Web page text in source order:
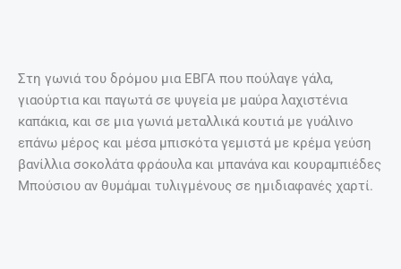
Στη γωνιά του δρόμου μια ΕΒΓΑ που πούλαγε γάλα,
γιαούρτια και παγωτά σε ψυγεία με μαύρα λαχιστένια
καπάκια, και σε μια γωνιά μεταλλικά κουτιά με γυάλινο
επάνω μέρος και μέσα μπισκότα γεμιστά με κρέμα γεύση
βανίλλια σοκολάτα φράουλα και μπανάνα και κουραμπιέδες
Μπούσιου αν θυμάμαι τυλιγμένους σε ημιδιαφανές χαρτί.